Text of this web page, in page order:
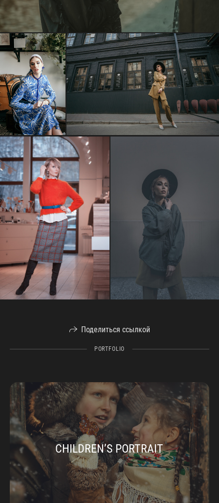
Поделиться ссылкой
PORTFOLIO
CHILDREN’S PORTRAIT